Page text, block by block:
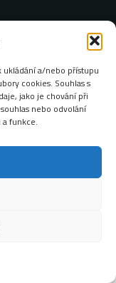
a/nebo přístupu
cookies. Souhlas s
jako je chování při
nebo odvolání
funkce.
Michle